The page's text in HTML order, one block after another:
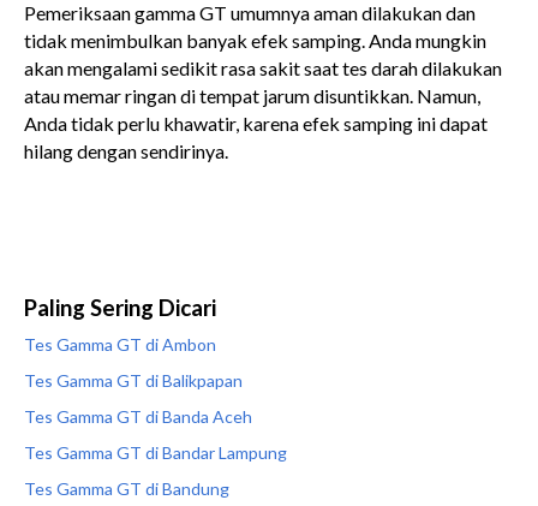
Pemeriksaan gamma GT umumnya aman dilakukan dan
tidak menimbulkan banyak efek samping. Anda mungkin
akan mengalami sedikit rasa sakit saat tes darah dilakukan
atau memar ringan di tempat jarum disuntikkan. Namun,
Anda tidak perlu khawatir, karena efek samping ini dapat
hilang dengan sendirinya.
Paling Sering Dicari
Tes Gamma GT di Ambon
Tes Gamma GT di Balikpapan
Tes Gamma GT di Banda Aceh
Tes Gamma GT di Bandar Lampung
Tes Gamma GT di Bandung